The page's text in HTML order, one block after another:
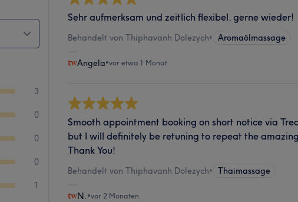
3
0
0
0
1
Sehr aufmerksam und zeitlich flexibel. gerne wieder!
Behandelt von Thiphavanh Dolezych• Aromaölmassage
Angela•vor etwa 1 Monat
Smooth appointment booking on short notice via
but I will definitely be retuning to repeat the
Thank You!
Behandelt von Thiphavanh Dolezych• Thaimassage
N. •vor 2 Monaten